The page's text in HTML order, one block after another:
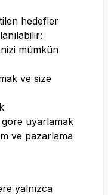
hedefler
mümkün
ve size
uyarlamak
ve pazarlama
yalnızca